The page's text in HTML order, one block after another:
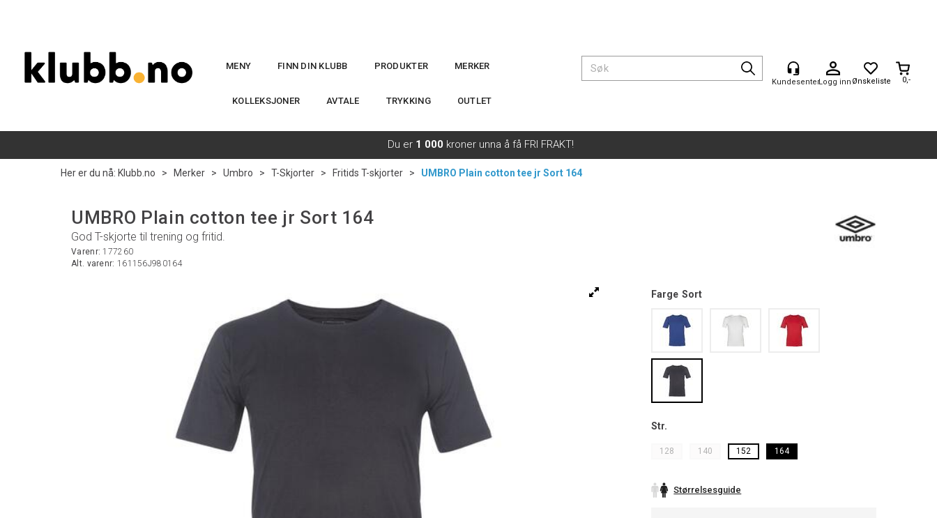
Logg inn 0,-
MENY FINN DIN KLUBB PRODUKTER MERKER
KOLLEKSJONER AVTALE TRYKKING OUTLET
Du er 1 000 kroner unna å få FRI FRAKT!
Her er du nå: Klubb.no > Merker > Umbro > T-Skjorter > Fritids T-skjorter > UMBRO Plain cotton tee jr Sort 164
UMBRO Plain cotton tee jr Sort 164
God T-skjorte til trening og fritid.
Varenr:177260
Alt. varenr: 161156J980164
Farge Sort
Str.
128 140 152 164
Størrelsesguide